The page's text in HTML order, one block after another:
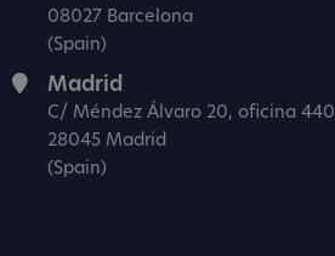
08027 Barcelona
(Spain)
Madrid
C/ Méndez Álvaro 20, oficina 440
28045 Madrid
(Spain)